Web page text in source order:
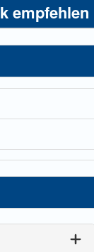
empfehlen